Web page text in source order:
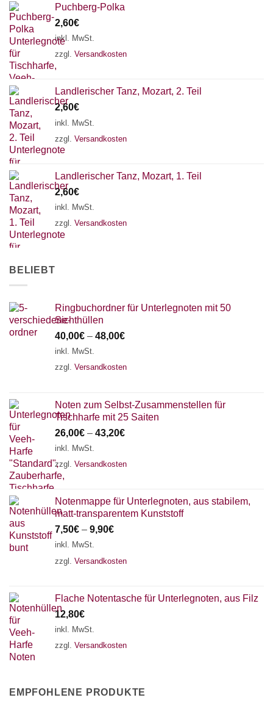
Puchberg-Polka
2,60€
inkl. MwSt.
zzgl. Versandkosten
Landlerischer Tanz, Mozart, 2. Teil
2,60€
inkl. MwSt.
zzgl. Versandkosten
Landlerischer Tanz, Mozart, 1. Teil
2,60€
inkl. MwSt.
zzgl. Versandkosten
BELIEBT
Ringbuchordner für Unterlegnoten mit 50
Sichthüllen
40,00€ – 48,00€
inkl. MwSt.
zzgl. Versandkosten
Noten zum Selbst-Zusammenstellen für
Tischharfe mit 25 Saiten
26,00€ – 43,20€
inkl. MwSt.
zzgl. Versandkosten
Notenmappe für Unterlegnoten, aus stabilem,
matt-transparentem Kunststoff
7,50€ – 9,90€
inkl. MwSt.
zzgl. Versandkosten
Flache Notentasche für Unterlegnoten, aus Filz
12,80€
inkl. MwSt.
zzgl. Versandkosten
EMPFOHLENE PRODUKTE